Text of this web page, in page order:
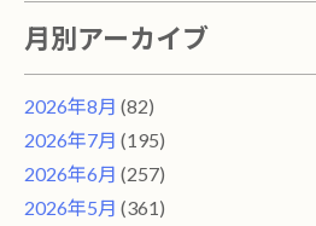
月別アーカイブ
2026年8月 (82)
2026年7月 (195)
2026年6月 (257)
2026年5月 (361)